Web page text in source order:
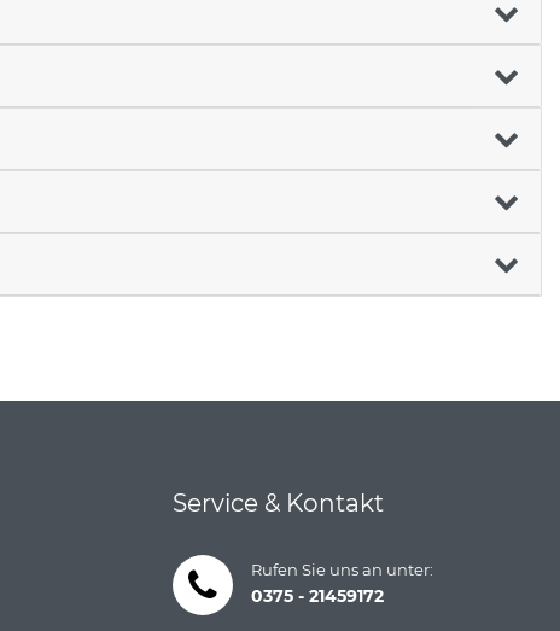
Service & Kontakt
Rufen Sie uns an unter:
0375 - 21459172